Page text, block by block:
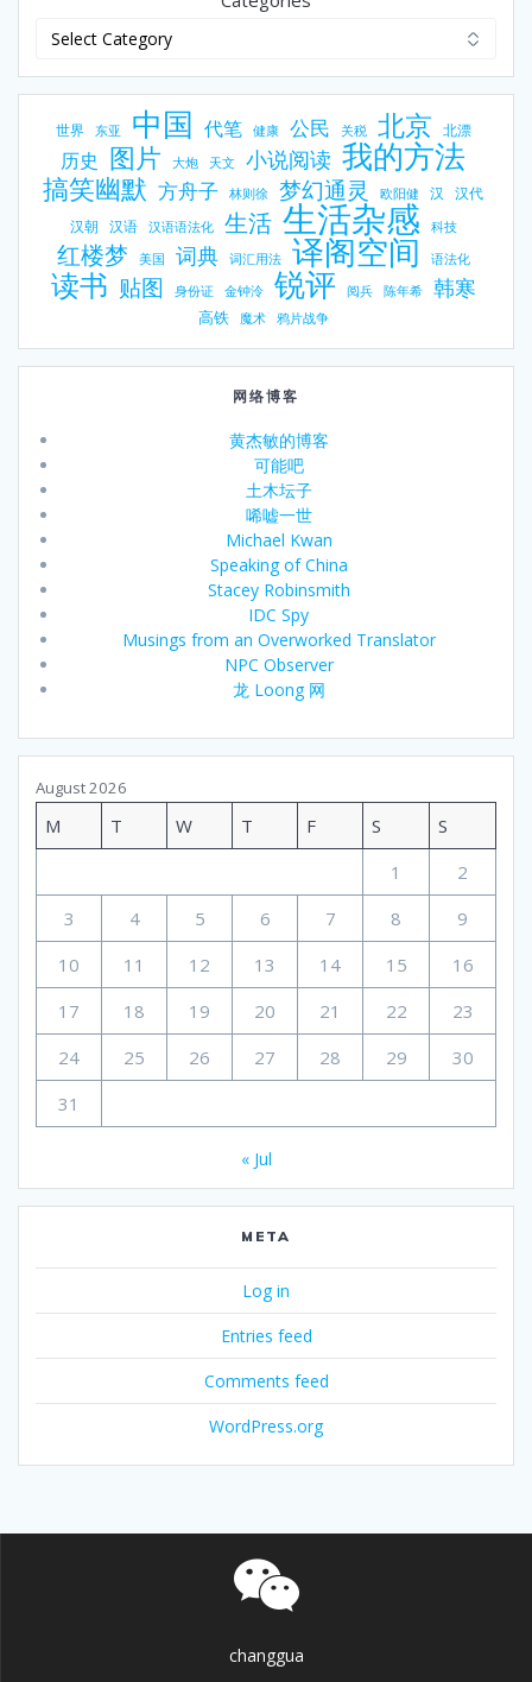
世界 东亚 中国 代笔 健康 公民 关税 北京 北漂
历史 图片 大炮 天文 小说阅读 我的方法
搞笑幽默 方舟子 林则徐 梦幻通灵 欧阳健 汉 汉代
汉朝 汉语 汉语语法化 生活 生活杂感 科技
红楼梦 美国 词典 词汇用法 译阁空间 语法化
读书 贴图 身份证 金钟泠 锐评 阅兵 陈年希 韩寒
高铁 魔术 鸦片战争
网络博客
黄杰敏的博客
可能吧
土木坛子
唏嘘一世
Michael Kwan
Speaking of China
Stacey Robinsmith
IDC Spy
Musings from an Overworked Translator
NPC Observer
龙 Loong 网
August 2026
M T W T F S
S
1
2
3
4 5 6 7 8
9
10
11 12 13 14 15
16
17
18 19 20 21 22
23
24
25 26 27 28 29
30
31
« Jul
META
Log in
Entries feed
Comments feed
WordPress.org
changgua